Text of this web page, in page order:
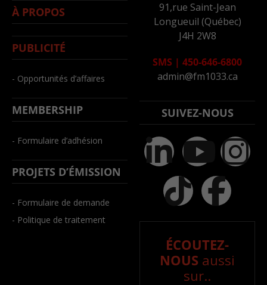
À PROPOS
PUBLICITÉ
- Opportunités d’affaires
MEMBERSHIP
- Formulaire d’adhésion
PROJETS D’ÉMISSION
- Formulaire de demande
- Politique de traitement
91,rue Saint-Jean
Longueuil (Québec)
J4H 2W8
SMS | 450-646-6800
admin@fm1033.ca
SUIVEZ-NOUS
ÉCOUTEZ-
NOUS aussi
sur..